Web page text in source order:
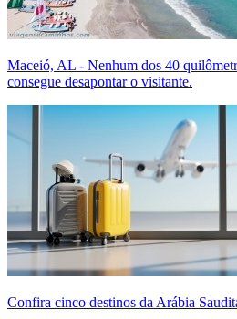
Maceió, AL - Nenhum dos 40
consegue desapontar o visitante.
Confira cinco destinos da Arábia